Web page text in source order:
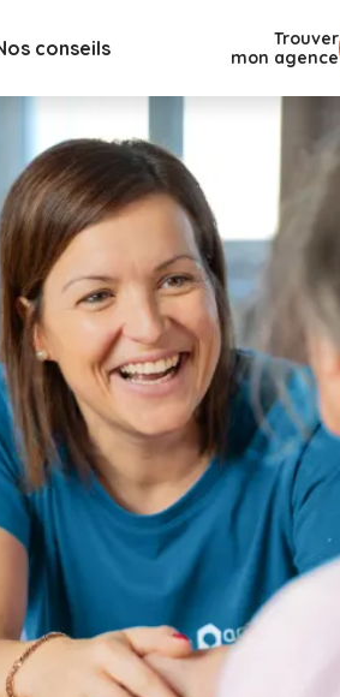
conseils
Trouver
mon agence